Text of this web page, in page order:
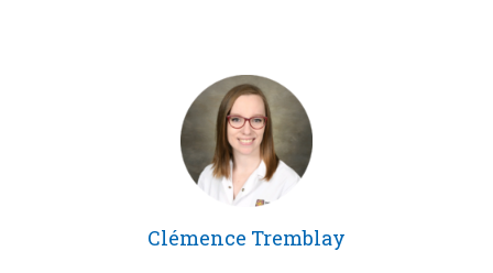
Clémence Tremblay